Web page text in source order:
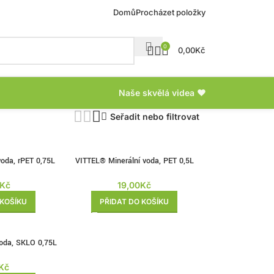
DomůProcházet položky
0 0,00Kč
Naše skvělá videa ❤
Seřadit nebo filtrovat
rPET 0,75L VITTEL® Minerální voda, PET 0,5L
19,00Kč
PŘIDAT DO KOŠÍKU
SKLO 0,75L